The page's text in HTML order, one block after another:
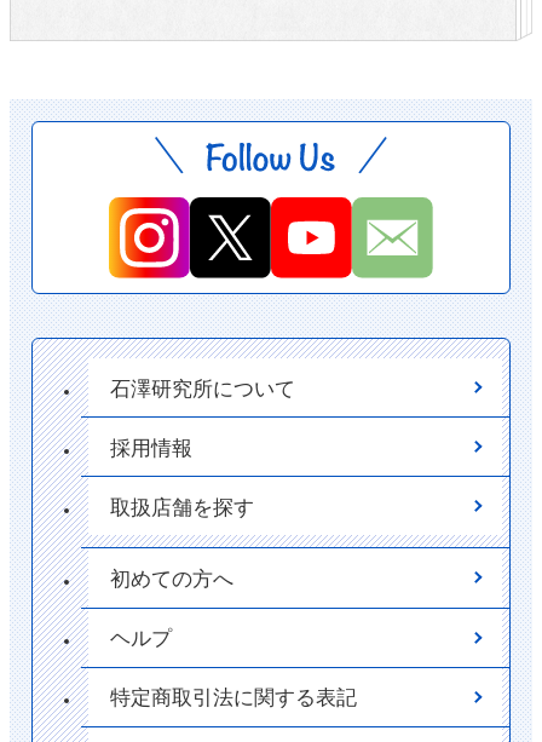
石澤研究所について
採用情報
取扱店舗を探す
初めての方へ
ヘルプ
特定商取引法に関する表記